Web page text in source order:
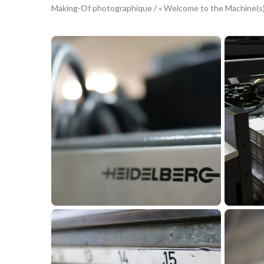
Making-Of photographique / « Welcome to the